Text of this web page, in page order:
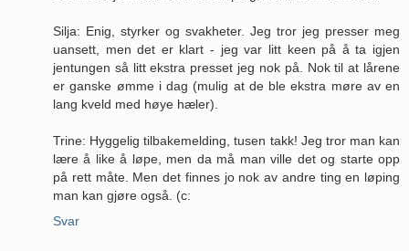
Silja: Enig, styrker og svakheter. Jeg tror jeg presser meg
uansett, men det er klart - jeg var litt keen på å ta igjen
jentungen så litt ekstra presset jeg nok på. Nok til at lårene
er ganske ømme i dag (mulig at de ble ekstra møre av en
lang kveld med høye hæler).
Trine: Hyggelig tilbakemelding, tusen takk! Jeg tror man kan
lære å like å løpe, men da må man ville det og starte opp
på rett måte. Men det finnes jo nok av andre ting en løping
man kan gjøre også. (c:
Svar